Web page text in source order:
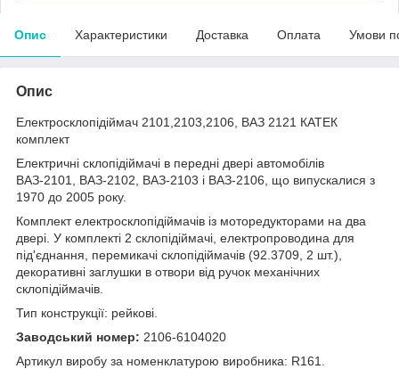
Опис Характеристики Доставка Оплата Умови
Опис
Електросклопідіймач 2101,2103,2106, ВАЗ 2121 КАТЕК
комплект
Електричні склопідіймачі в передні двері автомобілів
ВАЗ-2101, ВАЗ-2102, ВАЗ-2103 і ВАЗ-2106, що випускалися з
1970 до 2005 року.
Комплект електросклопідіймачів із моторедукторами на два
двері. У комплекті 2 склопідіймачі, електропроводина для
під'єднання, перемикачі склопідіймачів (92.3709, 2 шт.),
декоративні заглушки в отвори від ручок механічних
склопідіймачів.
Тип конструкції: рейкові.
Заводський номер: 2106-6104020
Артикул виробу за номенклатурою виробника: R161.